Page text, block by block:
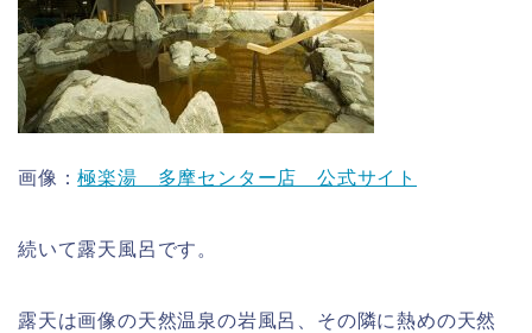
画像：極楽湯 多摩センター店 公式サイト
続いて露天風呂です。
露天は画像の天然温泉の岩風呂、その隣に熱めの天然